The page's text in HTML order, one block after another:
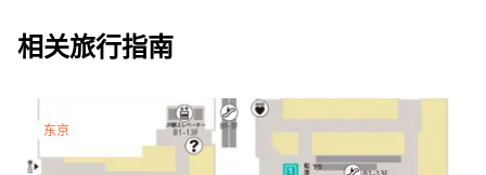
相关旅行指南
东京